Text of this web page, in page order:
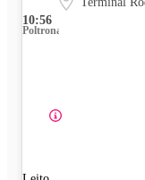
10:56
Poltrona